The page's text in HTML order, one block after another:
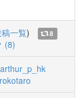
一覧)
8
(8)